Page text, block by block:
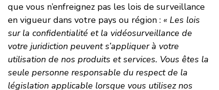
que vous n’enfreignez pas les lois de surveillance
en vigueur dans votre pays ou région : « Les lois
sur la confidentialité et la vidéosurveillance de
votre juridiction peuvent s’appliquer à votre
utilisation de nos produits et services. Vous êtes la
seule personne responsable du respect de la
législation applicable lorsque vous utilisez nos